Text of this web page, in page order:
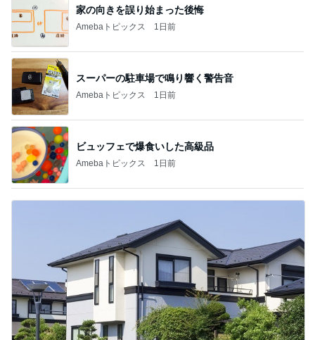
家の向きを誤り始まった後悔
Amebaトピックス 1日前
スーパーの駐車場で鳴り響く警告音
Amebaトピックス 1日前
ビュッフェで爆食いした高級品
Amebaトピックス 1日前